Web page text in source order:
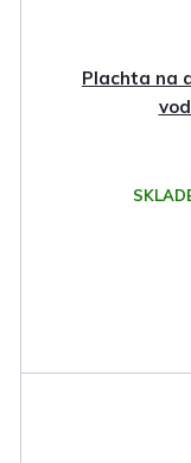
Plachta na